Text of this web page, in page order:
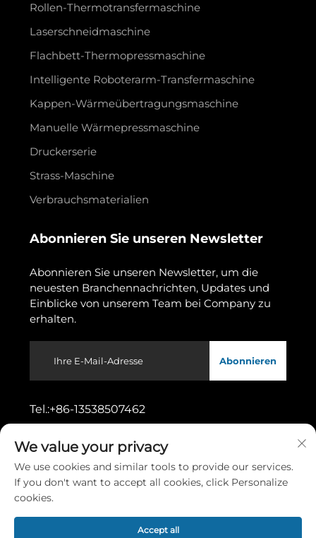
Rollen-Thermotransfermaschine
Laserschneidmaschine
Flachbett-Thermopressmaschine
Intelligente Roboterarm-Transfermaschine
Kappen-Wärmeübertragungsmaschine
Manuelle Wärmepressmaschine
Druckerserie
Strass-Maschine
Verbrauchsmaterialien
Abonnieren Sie unseren Newsletter
Abonnieren Sie unseren Newsletter, um die
neuesten Branchennachrichten, Updates und
Einblicke von unserem Team bei Company zu
erhalten.
Abonnieren
Tel.:+86-13538507462
Adresse:Nr. 11, Wusong 1. Straße, Stadtteil
Dongcheng, Stadt Dongguan, Provinz
Guangdong
We value your privacy
We use cookies and similar tools to provide our services.
If you don't want to accept all cookies, click Personalize
cookies.
Accept all